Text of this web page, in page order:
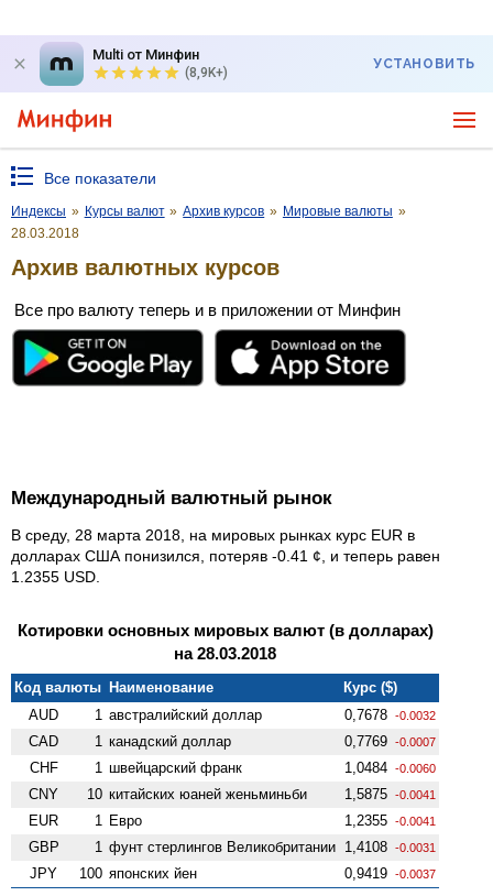
Multi от Минфин
(8,9K+)
УСТАНОВИТЬ
Все показатели
Индексы » Курсы валют » Архив курсов » Мировые валюты »
28.03.2018
Архив валютных курсов
Все про валюту теперь и в приложении от Минфин
Международный валютный рынок
В среду, 28 марта 2018, на мировых рынках курс EUR в
долларах США понизился, потеряв -0.41 ¢, и теперь равен
1.2355 USD.
Котировки основных мировых валют (в долларах)
на 28.03.2018
Код валюты Наименование
Курс ($)
AUD
1 австралийский доллар 0,7678 -0.0032
CAD 1 канадский доллар 0,7769 -0.0007
CHF 1 швейцарский франк 1,0484 -0.0060
CNY 10 китайских юаней женьминьби 1,5875 -0.0041
EUR 1 Евро 1,2355 -0.0041
GBP 1 фунт стерлингов Велико­британии 1,4108 -0.0031
JPY 100 японских йен 0,9419 -0.0037